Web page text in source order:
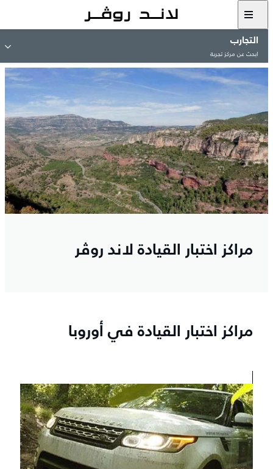
التجارب
ابحث عن مركز تجربة
مراكز اختبار القيادة لاند روڤر
مراكز اختبار القيادة في أوروبا